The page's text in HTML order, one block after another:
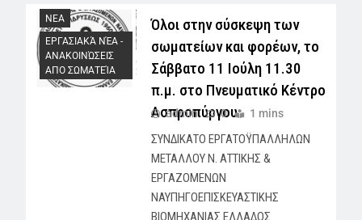
NEA
ΕΡΓΑΣΙΑΚΆ ΝΈΑ -
AΝΑΚΟΙΝΏΣΕΙΣ
ΑΠΟ ΣΩΜΑΤΕΊΑ
Όλοι στην σύσκεψη των
σωματείων και φορέων, το
Σάββατο 11 Ιούλη 11.30
π.μ. στο Πνευματικό Κέντρο
Ασπροπύργου
admin 0 1 mins
ΣΥΝΔΙΚΑΤΟ ΕΡΓΑΤΟΫΠΑΛΛΗΛΩΝ
ΜΕΤΑΛΛΟΥ Ν. ΑΤΤΙΚΗΣ &
ΕΡΓΑΖΟΜΕΝΩΝ
ΝΑΥΠΗΓΟΕΠΙΣΚΕΥΑΣΤΙΚΗΣ
ΒΙΟΜΗΧΑΝΙΑΣ ΕΛΛΑΔΟΣ